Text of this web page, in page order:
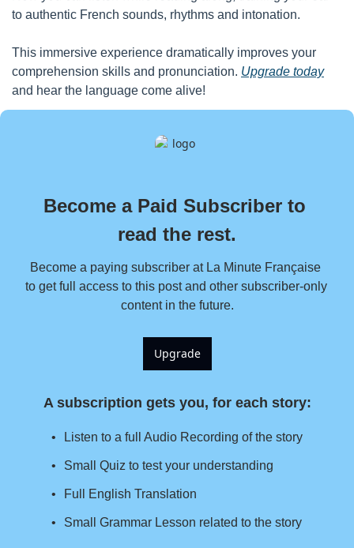
to authentic French sounds, rhythms and intonation.
This immersive experience dramatically improves your
comprehension skills and pronunciation. Upgrade today
and hear the language come alive!
Become a Paid Subscriber to
read the rest.
Become a paying subscriber at La Minute Française
to get full access to this post and other subscriber-only
content in the future.
Upgrade
A subscription gets you, for each story:
Listen to a full Audio Recording of the story
Small Quiz to test your understanding
Full English Translation
Small Grammar Lesson related to the story